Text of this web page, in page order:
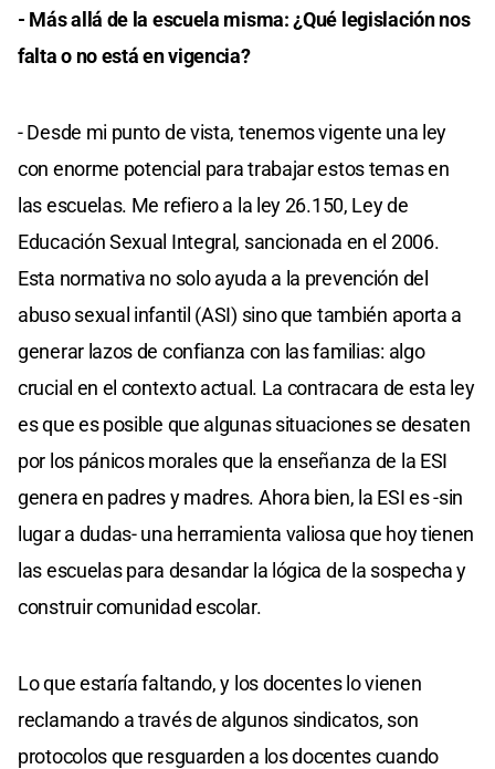
- Más allá de la escuela misma: ¿Qué legislación nos
falta o no está en vigencia?
- Desde mi punto de vista, tenemos vigente una ley
con enorme potencial para trabajar estos temas en
las escuelas. Me refiero a la ley 26.150, Ley de
Educación Sexual Integral, sancionada en el 2006.
Esta normativa no solo ayuda a la prevención del
abuso sexual infantil (ASI) sino que también aporta a
generar lazos de confianza con las familias: algo
crucial en el contexto actual. La contracara de esta ley
es que es posible que algunas situaciones se desaten
por los pánicos morales que la enseñanza de la ESI
genera en padres y madres. Ahora bien, la ESI es -sin
lugar a dudas- una herramienta valiosa que hoy tienen
las escuelas para desandar la lógica de la sospecha y
construir comunidad escolar.
Lo que estaría faltando, y los docentes lo vienen
reclamando a través de algunos sindicatos, son
protocolos que resguarden a los docentes cuando